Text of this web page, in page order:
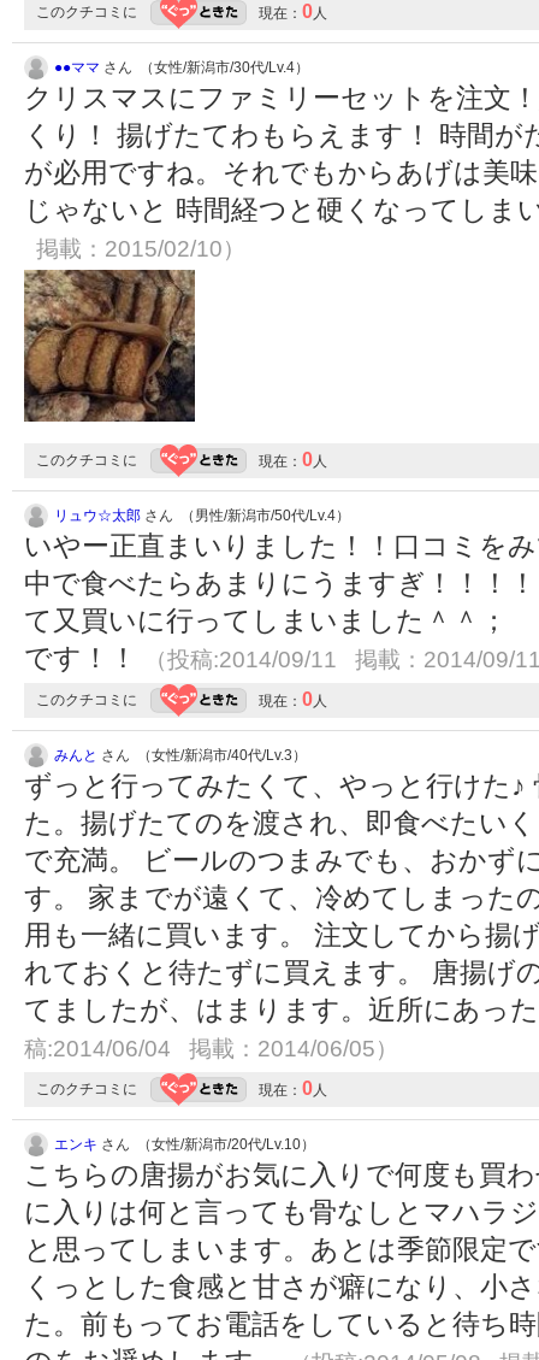
このクチコミに 現在： 0人
●●ママ さん （女性/新潟市/30代/Lv.4）
クリスマスにファミリーセットを注文
くり！ 揚げたてわもらえます！ 時間
が必用ですね。それでもからあげは美
じゃないと 時間経つと硬くなってしま
掲載：2015/02/10）
このクチコミに 現在： 0人
リュウ☆太郎 さん （男性/新潟市/50代/Lv.4）
いやー正直まいりました！！口コミを
中で食べたらあまりにうますぎ！！！
て又買いに行ってしまいました＾＾
です！！
（投稿:2014/09/11 掲載：2014/09/
このクチコミに 現在： 0人
みんと さん （女性/新潟市/40代/Lv.3）
ずっと行ってみたくて、やっと行けた♪
た。揚げたてのを渡され、即食べたい
で充満。 ビールのつまみでも、おかず
す。 家までが遠くて、冷めてしまった
用も一緒に買います。 注文してから揚
れておくと待たずに買えます。 唐揚げ
てましたが、はまります。近所にあっ
稿:2014/06/04 掲載：2014/06/05）
このクチコミに 現在： 0人
エンキ さん （女性/新潟市/20代/Lv.10）
こちらの唐揚がお気に入りで何度も買
に入りは何と言っても骨なしとマハラ
と思ってしまいます。あとは季節限定
くっとした食感と甘さが癖になり、小
た。前もってお電話をしていると待ち